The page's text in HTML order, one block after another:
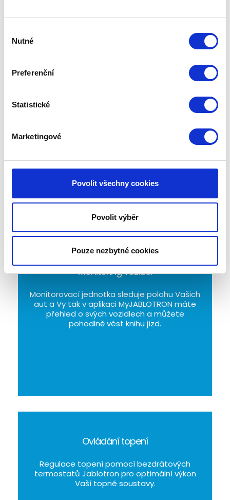
souhlasu
Nutné
Preferenční
Statistické
Marketingové
Povolit všechny cookies
Povolit výběr
Pouze nezbytné cookies
o ni Vaše miminko ještě samo říct neumí. Díky
zdravotnické certifikaci je také často využíván
Monitoring vozidel
Monitorovací jednotka sleduje polohu Vašich
aut a Vy tak v aplikaci MyJABLOTRON máte
přehled o svých vozidlech a můžete
pohodlně vést knihu jízd.
Ovládání topení
Regulace topení pomocí bezdrátových
termostatů Jablotron pro optimální výkon
Vaší topné soustavy.